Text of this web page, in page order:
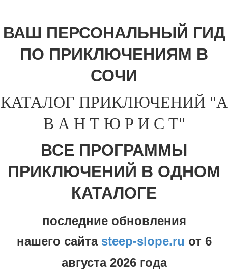
ВАШ ПЕРСОНАЛЬНЫЙ ГИД
ПО ПРИКЛЮЧЕНИЯМ В
СОЧИ
КАТАЛОГ ПРИКЛЮЧЕНИЙ "А
В А Н Т Ю Р И С Т"
ВСЕ ПРОГРАММЫ
ПРИКЛЮЧЕНИЙ В ОДНОМ
КАТАЛОГЕ
последние обновления
нашего сайта steep-slope.ru от 6
августа 2026 года